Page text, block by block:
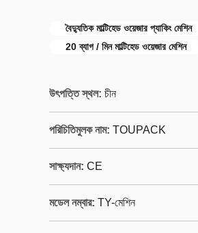
বৈদ্যুতিক মাল্টিহেড ওয়েজার প্যাকিং মেশিন
20 ব্যাগ / মিন মাল্টিহেড ওয়েজার মেশিন
উৎপত্তি স্থল: চীন
পরিচিতিমুলক নাম: TOUPACK
সাক্ষ্যদান: CE
মডেল নম্বার: TY-মেশিন